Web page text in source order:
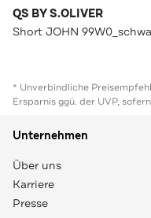
QS BY S.OLIVER
* Unverbindliche
Ersparnis ggü. der UVP,
Unternehmen
Über uns
Karriere
Presse